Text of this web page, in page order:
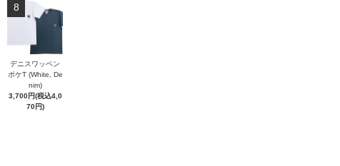
8
デニスワッペン
ポケT (White, De
nim)
3,700円(税込4,0
70円)